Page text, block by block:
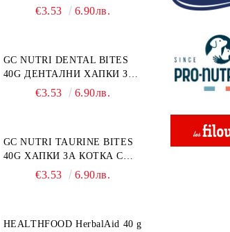
€3.53 6.90лв.
GC NUTRI DENTAL BITES
40G ДЕНТАЛНИ ХАПКИ ЗА
КОТКА 40 г
€3.53 6.90лв.
GC NUTRI TAURINE BITES
40G ХАПКИ ЗА КОТКА С
ТАУРИН 40 г
€3.53 6.90лв.
HEALTHFOOD HerbalAid 40 g